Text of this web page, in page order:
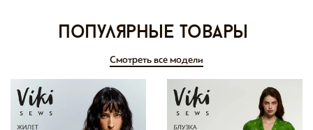
Популярные товары
Смотреть все модели